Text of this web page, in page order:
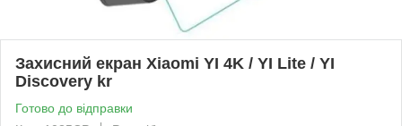
Захисний екран Xiaomi YI 4K / YI Lite / YI
Discovery kr
Готово до відправки